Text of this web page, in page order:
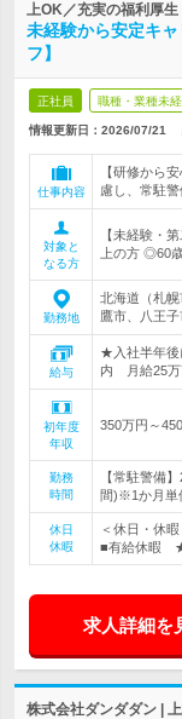
上OK／充実の福利厚生
未経験から安定キ
フ】
正社員 職種・業種未
情報更新日：2026/07/21
仕事内容
【研修から
慮し、常駐
対象と
なる方
【未経験・
上の方 ◎60
勤務地
北海道（札
鷹市、八王
給与
★入社半年後
内 月給25万
初年度
年収
350万円～
勤務
時間
【常駐警備
間)※1か月単
休日
休暇
＜休日・休
■有給休暇 ★
求人詳細を
株式会社ダンダダン |